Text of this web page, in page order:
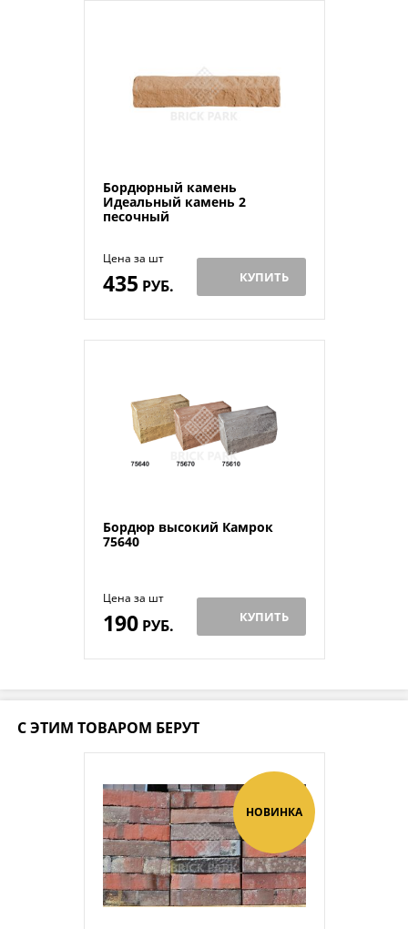
Бордюрный камень
Идеальный камень 2
песочный
Цена за шт
435 РУБ. КУПИТЬ
Бордюр высокий Камрок
75640
Цена за шт
190РУБ. КУПИТЬ
С ЭТИМ ТОВАРОМ БЕРУТ
НОВИНКА